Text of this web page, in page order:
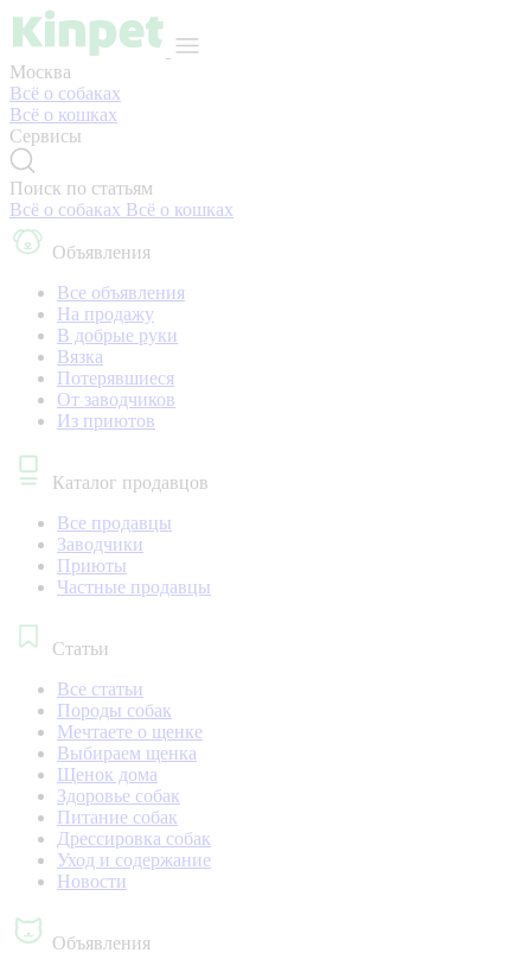
Москва
Всё о собаках
Всё о кошках
Сервисы
Поиск по статьям
Всё о собаках Всё о кошках
Объявления
Все объявления
На продажу
В добрые руки
Вязка
Потерявшиеся
От заводчиков
Из приютов
Каталог продавцов
Все продавцы
Заводчики
Приюты
Частные продавцы
Статьи
Все статьи
Породы собак
Мечтаете о щенке
Выбираем щенка
Щенок дома
Здоровье собак
Питание собак
Дрессировка собак
Уход и содержание
Новости
Объявления